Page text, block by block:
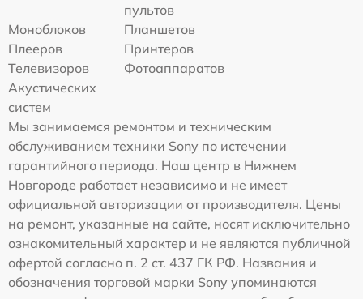
пультов
Моноблоков
Планшетов
Плееров
Принтеров
Телевизоров
Фотоаппаратов
Акустических
систем
Мы занимаемся ремонтом и техническим
обслуживанием техники Sony по истечении
гарантийного периода. Наш центр в Нижнем
Новгороде работает независимо и не имеет
официальной авторизации от производителя. Цены
на ремонт, указанные на сайте, носят исключительно
ознакомительный характер и не являются публичной
офертой согласно п. 2 ст. 437 ГК РФ. Названия и
обозначения торговой марки Sony упоминаются